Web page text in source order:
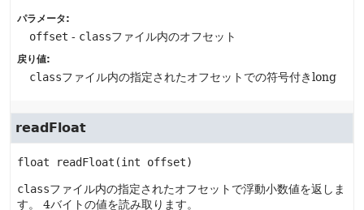
パラメータ:
offset - classファイル内のオフセット
戻り値:
classファイル内の指定されたオフセットでの符号付きlong
readFloat
float readFloat (int offset)
classファイル内の指定されたオフセットで浮動小数値を返しま
す。
4バイトの値を読み取ります。